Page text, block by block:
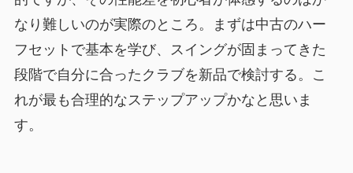
なり難しいのが実際のところ。まずは中古のハー
フセットで基本を学び、スイングが固まってきた
段階で自分に合ったクラブを新品で検討する。こ
れが最も合理的なステップアップかなと思いま
す。